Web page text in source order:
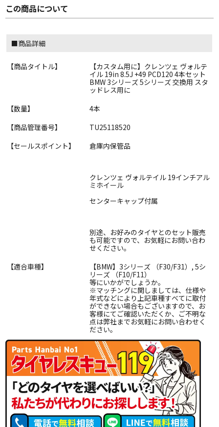
この商品について
■商品詳細
【商品タイトル】
【カスタム用に】クレンツェ ヴォルテ
イル 19in 8.5J +49 PCD120 4本セット
BMW 3シリーズ 5シリーズ 交換用 スタ
ッドレス用に
【数量】
4本
【商品管理番号】
TU25118520
【セールスポイント】
倉庫内保管品
クレンツェ ヴォルテイル 19インチアル
ミホイール
センターキャップ付属
別途、お好みのタイヤとのセット販売
も可能ですので、お気軽にお問い合わ
せください。
【適合車種】
【BMW】3シリーズ （F30/F31）, 5シ
リーズ （F10/F11）
等にいかがでしょうか。
※マッチングに関しましては、仕様や
年式などにより上記車種すべてに取付
ができない場合もございますので、お
客様にてご確認いただくか、ご不明な
点は弊社までお気軽にお問い合わせく
ださい。